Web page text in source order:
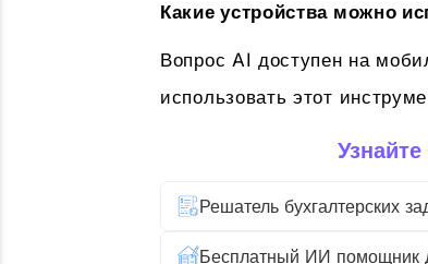
Какие устройства можно
Вопрос AI доступен на
использовать этот
Решатель бухгалтерских